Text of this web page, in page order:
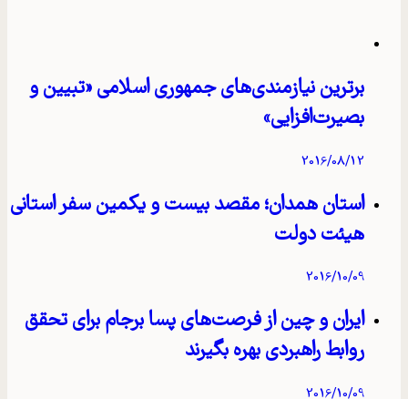
برترین نیازمندی‌های جمهوری اسلامی «تبیین و
بصیرت‌افزایی»
2016/08/12
استان همدان؛ مقصد بیست و یکمین سفر استانی
هیئت دولت
2016/10/09
ایران و چین از فرصت‌های پسا برجام برای تحقق
روابط راهبردی بهره بگیرند
2016/10/09